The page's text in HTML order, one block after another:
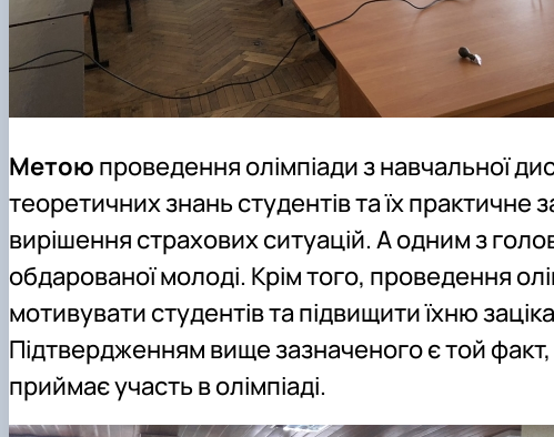
Метою проведення олімпіади з навчальної
теоретичних знань студентів та їх практичне
вирішення страхових ситуацій. А одним з
обдарованої молоді. Крім того, проведення
мотивувати студентів та підвищити їхню
Підтвердженням вище зазначеного є той факт,
приймає участь в олімпіаді.